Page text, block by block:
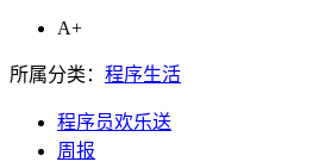
A+
所属分类： 程序生活
程序员欢乐送
周报